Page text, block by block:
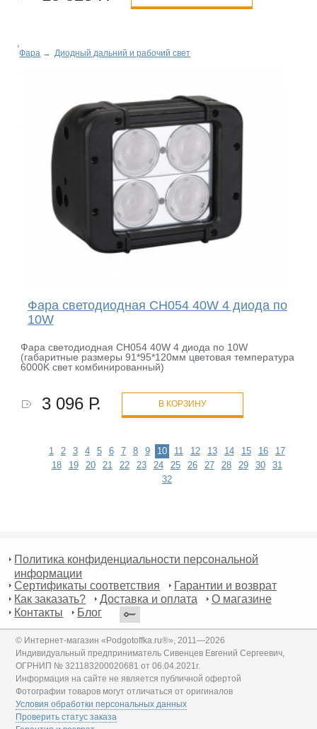
Фара → Диодный дальний и рабочий свет
Фара светодиодная CH054 40W 4 диода по
10W
Фара светодиодная CH054 40W 4 диода по 10W
(габаритные размеры 91*95*120мм цветовая температура
6000K свет комбинированный)
3 096 Р. В КОРЗИНУ
1 2 3 4 5 6 7 8 9 10 11 12 13 14 15 16
17
18
19 20 21 22 23 24 25 26 27 28 29 30
31
32
Политика конфиденциальности персональной
информации
Сертификаты соответствия
Гарантии и возврат
Как заказать?
Доставка и оплата
О магазине
Контакты
Блог
© Интернет-магазин «Podgotoffka.ru®», 2011—2026
Индивидуальный предприниматель Сивенцев Евгений Сергеевич,
ОГРНИП № 321183200020681 от 06.04.2021г.
Информация на сайте не является публичной офертой
Фотографии товаров могут отличаться от оригиналов
Условия обработки персональных данных
Проверить статус заказа